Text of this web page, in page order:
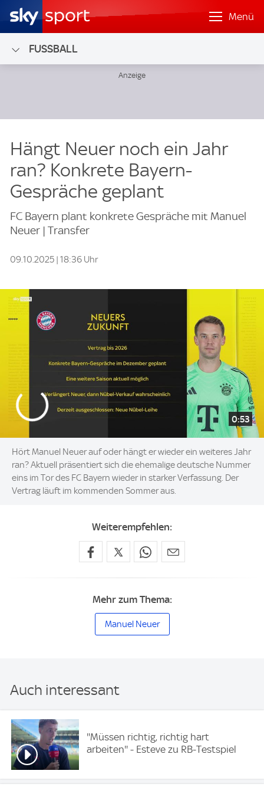
Menü
FUSSBALL
Hängt Neuer noch ein Jahr
ran? Konkrete Bayern-
Gespräche geplant
FC Bayern plant konkrete Gespräche mit Manuel
Neuer | Transfer
09.10.2025 | 18:36 Uhr
0:53
Hört Manuel Neuer auf oder hängt er wieder ein weiteres Jahr
ran? Aktuell präsentiert sich die ehemalige deutsche Nummer
eins im Tor des FC Bayern wieder in starker Verfassung. Der
Vertrag läuft im kommenden Sommer aus.
Weiterempfehlen:
Mehr zum Thema:
Manuel Neuer
Auch interessant
''Müssen richtig, richtig hart
arbeiten'' - Esteve zu RB-Testspiel